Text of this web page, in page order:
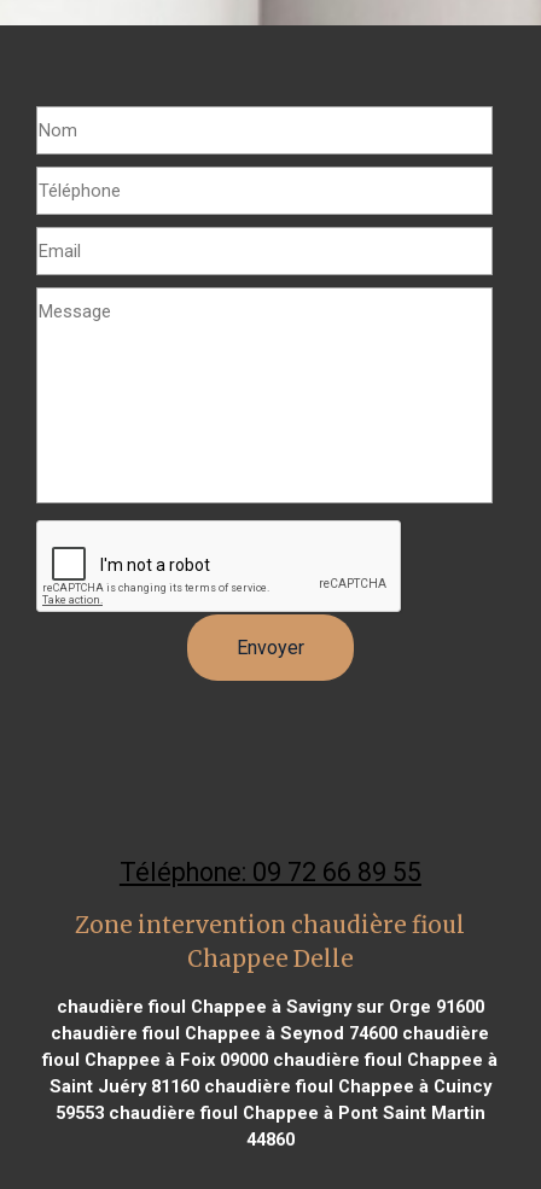
Téléphone: 09 72 66 89 55
Zone intervention chaudière fioul
Chappee Delle
chaudière fioul Chappee à Savigny sur Orge 91600
chaudière fioul Chappee à Seynod 74600 chaudière
fioul Chappee à Foix 09000 chaudière fioul Chappee à
Saint Juéry 81160chaudière fioul Chappee à Cuincy
59553chaudière fioul Chappee à Pont Saint Martin
44860